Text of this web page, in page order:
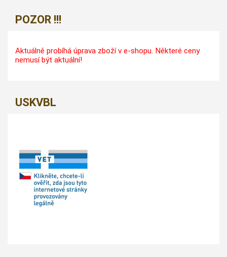
POZOR !!!
Aktuálně probíhá úprava zboží v e-shopu. Některé ceny
nemusí být aktuální!
USKVBL